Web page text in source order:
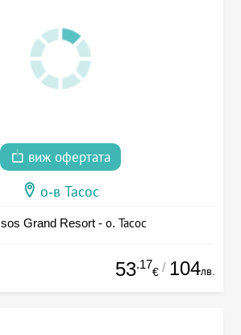
виж офертата
о-в Тасос
Grand Resort - о. Тасос
53.17
€ / 104лв.